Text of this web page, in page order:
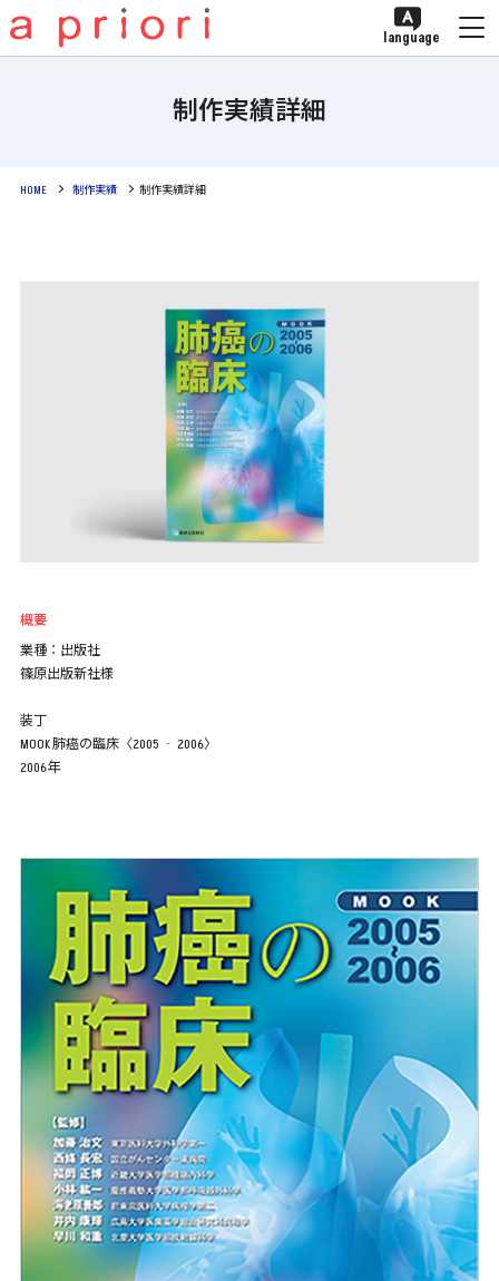
language
制作実績詳細
HOME 制作実績 制作実績詳細
概要
業種：出版社
篠原出版新社様
装丁
MOOK 肺癌の臨床〈2005 ‐ 2006〉
2006年